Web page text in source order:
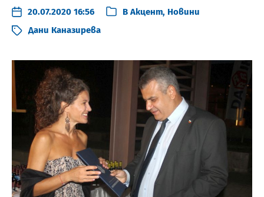
20.07.2020 16:56 В Акцент, Новини
Дани Каназирева